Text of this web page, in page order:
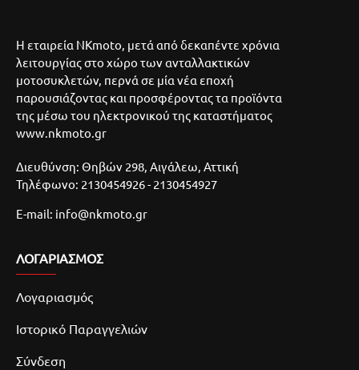
Η εταιρεία NKmoto, μετά από δεκαπέντε χρόνια
λειτουργίας στο χώρο των ανταλλακτικών
μοτοσυκλετών, περνά σε μία νέα εποχή
παρουσιάζοντας και προσφέροντας τα προϊόντα
της μέσω του ηλεκτρονικού της καταστήματος
www.nkmoto.gr
Διευθύνση: Θηβών 298, Αιγάλεω, Αττική
Τηλέφωνο: 2130454926 - 2130454927
E-mail: info@nkmoto.gr
ΛΟΓΑΡΙΑΣΜΌΣ
Λογαριασμός
Ιστορικό Παραγγελιών
Σύνδεση